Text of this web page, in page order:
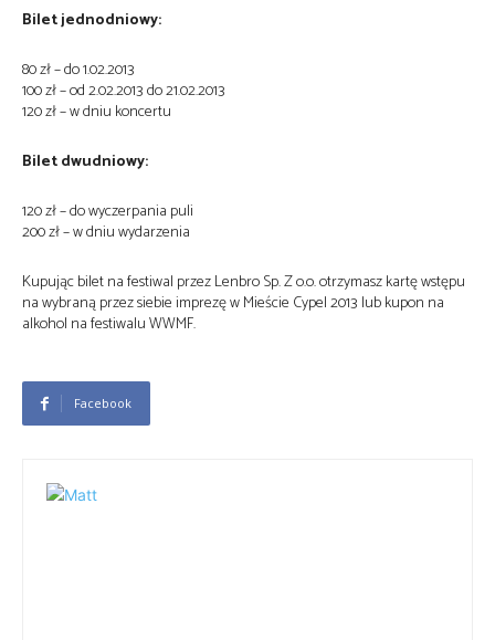
Bilet jednodniowy:
80 zł – do 1.02.2013
100 zł – od 2.02.2013 do 21.02.2013
120 zł – w dniu koncertu
Bilet dwudniowy:
120 zł – do wyczerpania puli
200 zł – w dniu wydarzenia
Kupując bilet na festiwal przez Lenbro Sp. Z o.o. otrzymasz kartę wstępu
na wybraną przez siebie imprezę w Mieście Cypel 2013 lub kupon na
alkohol na festiwalu WWMF.
Facebook